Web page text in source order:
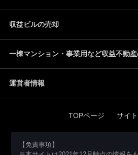
収益ビルの売却
一棟マンション・事業用など収益不動
運営者情報
TOPページ サイ
【免責事項】